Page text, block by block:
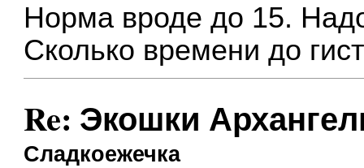
Норма вроде до 15.
Сколько времени до
Re: Экошки
Сладкоежечка